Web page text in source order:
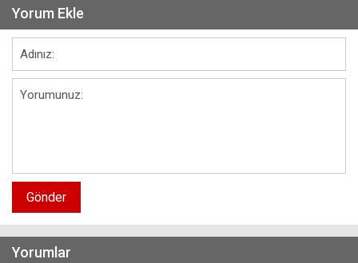
Yorum Ekle
Gönder
Yorumlar